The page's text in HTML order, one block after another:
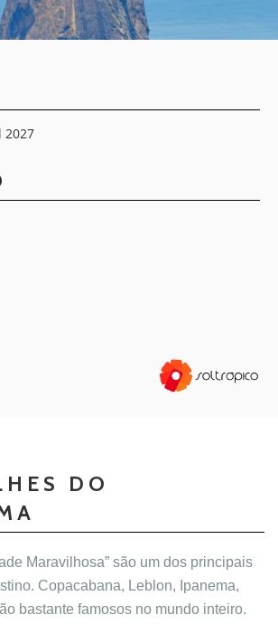
2027
DO
Maravilhosa” são um dos principais
Copacabana, Leblon, Ipanema,
bastante famosos no mundo inteiro.